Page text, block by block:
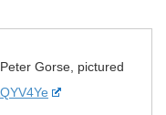
Gorse, pictured